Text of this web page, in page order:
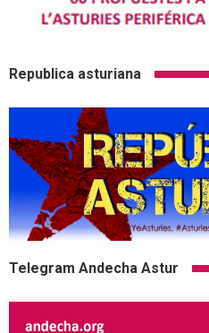
Republica asturiana
Telegram Andecha Astur